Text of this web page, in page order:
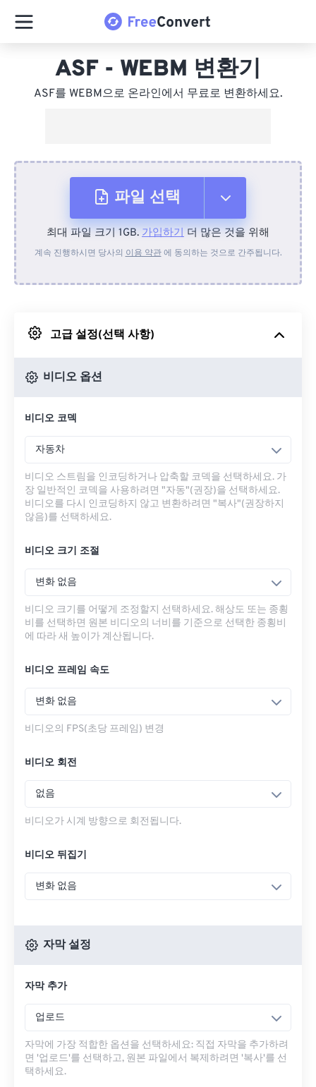
ASF - WEBM 변환기
ASF를 WEBM으로 온라인에서 무료로 변환하세요.
파일 선택
장치에서
Google 드라이브에서
최대 파일 크기 1GB. 가입하기 더 많은 것을 위해
계속 진행하시면 당사의 이용 약관에 동의하는 것으로 간주됩니다.
고급 설정(선택 사항)
비디오 옵션
비디오 코덱
자동차
비디오 스트림을 인코딩하거나 압축할 코덱을 선택하세요. 가
장 일반적인 코덱을 사용하려면 "자동"(권장)을 선택하세요.
비디오를 다시 인코딩하지 않고 변환하려면 "복사"(권장하지
않음)를 선택하세요.
비디오 크기 조절
변화 없음
비디오 크기를 어떻게 조정할지 선택하세요. 해상도 또는 종횡
비를 선택하면 원본 비디오의 너비를 기준으로 선택한 종횡비
에 따라 새 높이가 계산됩니다.
비디오 프레임 속도
변화 없음
비디오의 FPS(초당 프레임) 변경
비디오 회전
없음
비디오가 시계 방향으로 회전됩니다.
비디오 뒤집기
변화 없음
자막 설정
자막 추가
업로드
자막에 가장 적합한 옵션을 선택하세요: 직접 자막을 추가하려
면 '업로드'를 선택하고, 원본 파일에서 복제하려면 '복사'를 선
택하세요.